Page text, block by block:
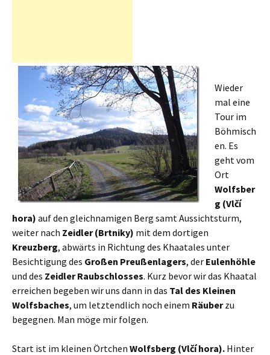
Wieder
mal eine
Tour im
Böhmisch
en. Es
geht vom
Ort
Wolfsber
g (Vlčí
hora) auf den gleichnamigen Berg samt Aussichtsturm,
weiter nach Zeidler (Brtniky) mit dem dortigen
Kreuzberg, abwärts in Richtung des Khaatales unter
Besichtigung des Großen Preußenlagers, der Eulenhöhle
und des Zeidler Raubschlosses. Kurz bevor wir das Khaatal
erreichen begeben wir uns dann in das Tal des Kleinen
Wolfsbaches, um letztendlich noch einem Räuberzu
begegnen. Man möge mir folgen.
Start ist im kleinen Örtchen Wolfsberg (Vlčí hora). Hinter